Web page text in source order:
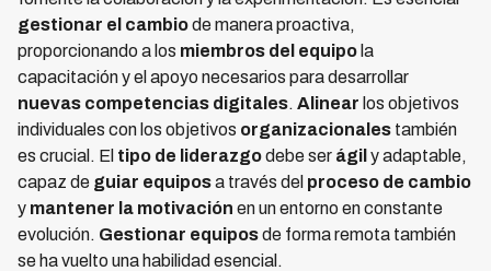
gestionar el cambiode manera proactiva,
proporcionando a los miembros del equipo la
capacitación y el apoyo necesarios para desarrollar
nuevas competencias digitales. Alinear los objetivos
individuales con los objetivos organizacionales también
es crucial. El tipo de liderazgodebe ser ágil y adaptable,
capaz de guiar equiposa través del proceso de cambio
y mantener la motivación en un entorno en constante
evolución. Gestionar equiposde forma remota también
se ha vuelto una habilidad esencial.